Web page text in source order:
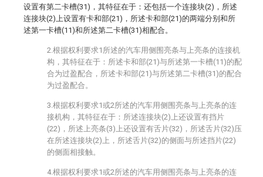
设置有第二卡槽(31)，其特征在于：还包括一个连接块(2)，所述
连接块(2)上设置有卡和部(21)，所述卡和部(21)的两端分别和所
述第一卡槽(11)和所述第二卡槽(31)相配合。
2.根据权利要求1所述的汽车用侧围亮条与上亮条的连接机
构，其特征在于：所述卡和部(21)与所述第一卡槽(11)的配
合为过盈配合，所述卡和部(21)与所述第二卡槽(31)的配合
为过盈配合。
3.根据权利要求1或2所述的汽车用侧围亮条与上亮条的连
接机构，其特征在于：所述连接块(2)上还设置有挡片
(22)，所述上亮条(3)上还设置有舌片(32)，所述舌片(32)压
在所述连接块(2)上，所述舌片(32)的侧面与所述挡片(22)
的侧面相接触。
4.根据权利要求1或2所述的汽车用侧围亮条与上亮条的连